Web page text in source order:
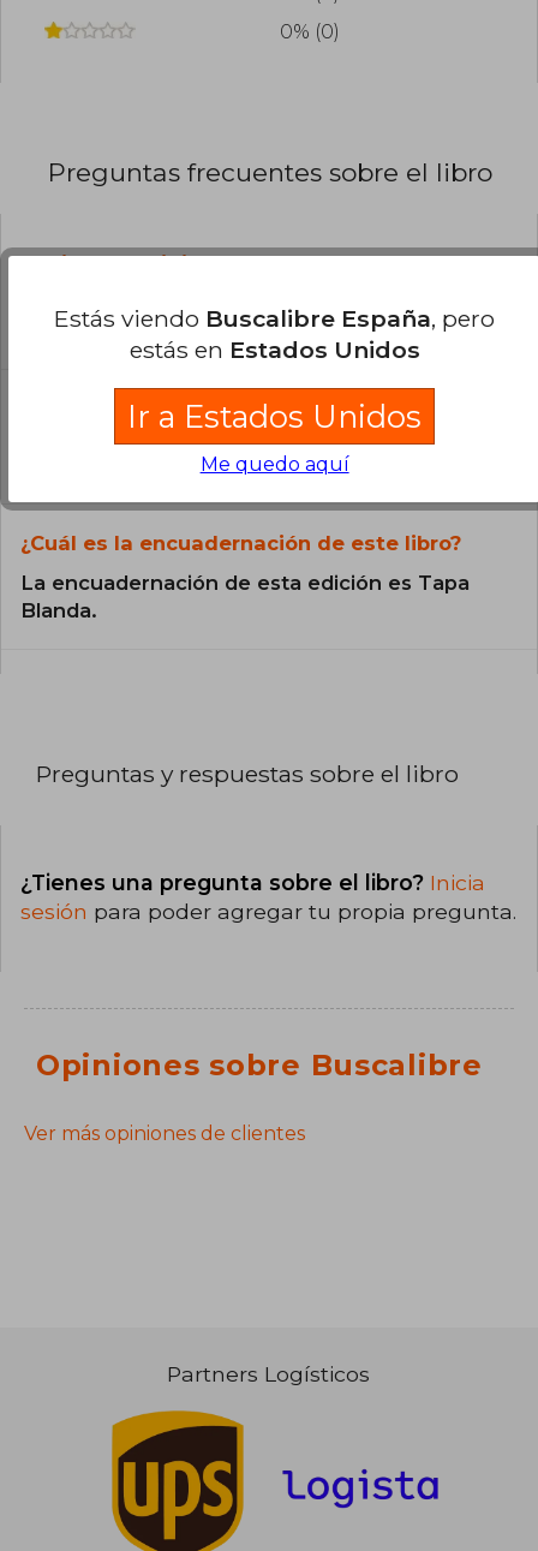
0% (0)
Preguntas frecuentes sobre el libro
¿El libro es original?
catálogo son Originales.
¿En qué Idioma está escrito el
El libro está escrito en Español.
¿Cuál es la encuadernación de este libro?
La encuadernación de esta edición es Tapa
Blanda.
Preguntas y respuestas sobre el libro
¿Tienes una pregunta sobre el libro? Inicia
sesión para poder agregar tu propia pregunta.
Opiniones sobre Buscalibre
Ver más opiniones de clientes
Partners Logísticos
Estás viendo Buscalibre España, pero
estás en Estados Unidos
Ir a Estados Unidos
Me quedo aquí